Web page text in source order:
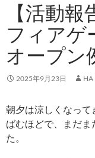
【活動
フィアゲ
オープン
2025年9月23日 HA
朝夕は涼しくなっ
ばむほどで、まだ
た。